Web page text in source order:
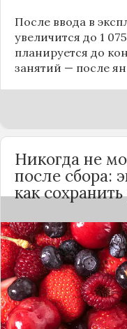
После ввода в
увеличится до 1
планируется до
занятий — после
Никогда не
после сбора:
как
Мытьё ягод сразу
полной потерей
«Сделай сам», на
естественный
роль природного
от пересыхания,
смывании этого